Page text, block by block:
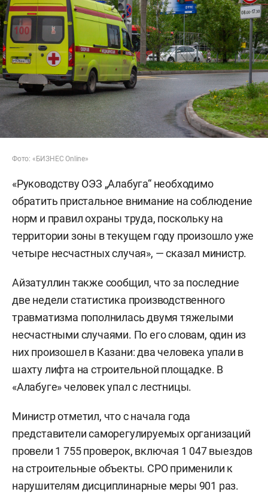
Фото: «БИЗНЕС Online»
«Руководству ОЭЗ „Алабуга“ необходимо
обратить пристальное внимание на соблюдение
норм и правил охраны труда, поскольку на
территории зоны в текущем году произошло уже
четыре несчастных случая», — сказал министр.
Айзатуллин также сообщил, что за последние
две недели статистика производственного
травматизма пополнилась двумя тяжелыми
несчастными случаями. По его словам, один из
них произошел в Казани: два человека упали в
шахту лифта на строительной площадке. В
«Алабуге» человек упал с лестницы.
Министр отметил, что с начала года
представители саморегулируемых организаций
провели 1 755 проверок, включая 1 047 выездов
на строительные объекты. СРО применили к
нарушителям дисциплинарные меры 901 раз.